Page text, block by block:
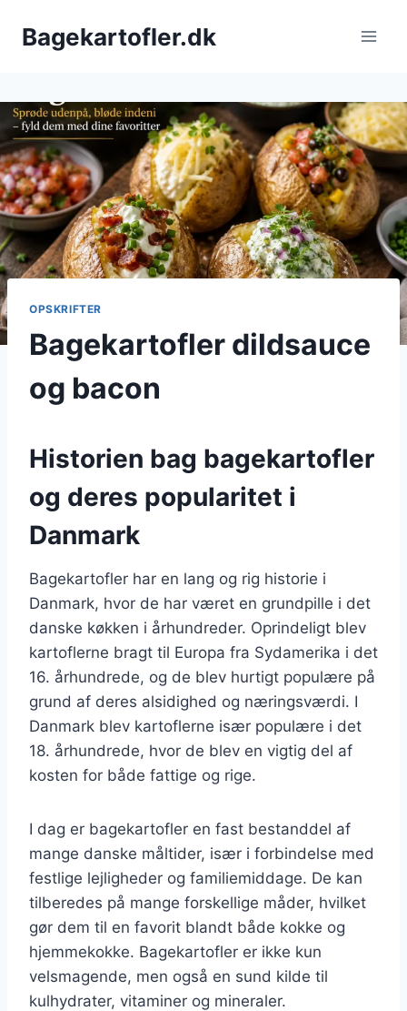
Bagekartofler.dk
OPSKRIFTER
Bagekartofler dildsauce
og bacon
Historien bag bagekartofler
og deres popularitet i
Danmark
Bagekartofler har en lang og rig historie i
Danmark, hvor de har været en grundpille i det
danske køkken i århundreder. Oprindeligt blev
kartoflerne bragt til Europa fra Sydamerika i det
16. århundrede, og de blev hurtigt populære på
grund af deres alsidighed og næringsværdi. I
Danmark blev kartoflerne især populære i det
18. århundrede, hvor de blev en vigtig del af
kosten for både fattige og rige.
I dag er bagekartofler en fast bestanddel af
mange danske måltider, især i forbindelse med
festlige lejligheder og familiemiddage. De kan
tilberedes på mange forskellige måder, hvilket
gør dem til en favorit blandt både kokke og
hjemmekokke. Bagekartofler er ikke kun
velsmagende, men også en sund kilde til
kulhydrater, vitaminer og mineraler.